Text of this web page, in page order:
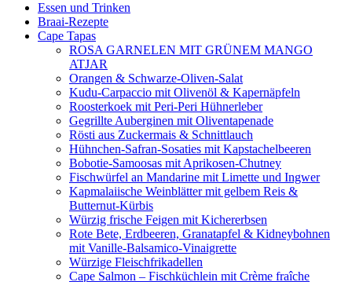
Essen und Trinken
Braai-Rezepte
Cape Tapas
ROSA GARNELEN MIT GRÜNEM MANGO
ATJAR
Orangen & Schwarze-Oliven-Salat
Kudu-Carpaccio mit Olivenöl & Kapernäpfeln
Roosterkoek mit Peri-Peri Hühnerleber
Gegrillte Auberginen mit Oliventapenade
Rösti aus Zuckermais & Schnittlauch
Hühnchen-Safran-Sosaties mit Kapstachelbeeren
Bobotie-Samoosas mit Aprikosen-Chutney
Fischwürfel an Mandarine mit Limette und Ingwer
Kapmalaiische Weinblätter mit gelbem Reis &
Butternut-Kürbis
Würzig frische Feigen mit Kichererbsen
Rote Bete, Erdbeeren, Granatapfel & Kidneybohnen
mit Vanille-Balsamico-Vinaigrette
Würzige Fleischfrikadellen
Cape Salmon – Fischküchlein mit Crème fraîche